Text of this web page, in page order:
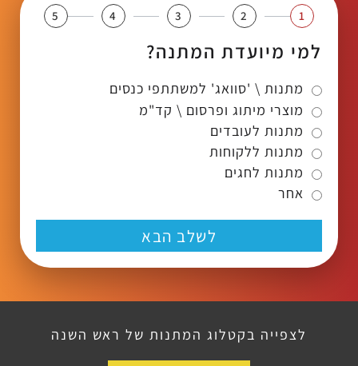
1
2
3
4
5
למי מיועדת המתנה?
מתנות \ 'סוואג' למשתתפי כנסים
מוצרי מיתוג ופרסום \ קד"מ
מתנות לעובדים
מתנות ללקוחות
מתנות לחגים
אחר
לשלב הבא
לצפייה בקטלוג המתנות של ראש השנה